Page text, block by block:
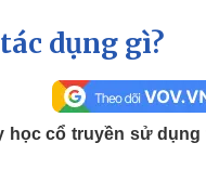
Thể thao
dụng gì?
học cổ truyền sử